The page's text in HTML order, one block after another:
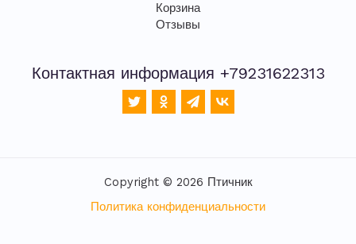
Корзина
Отзывы
Контактная информация +79231622313
Copyright © 2026 Птичник
Политика конфиденциальности